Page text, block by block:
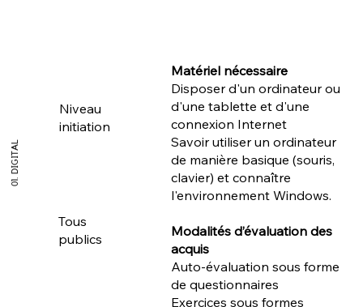
01. DIGITAL
Tous
publics
Niveau
initiation
Matériel nécessaire
Disposer d'un ordinateur ou
d'une tablette et d'une
connexion Internet
Savoir utiliser un ordinateur
de manière basique (souris,
clavier) et connaître
l'environnement Windows.
Modalités d’évaluation des
acquis
Auto-évaluation sous forme
de questionnaires
Exercices sous formes